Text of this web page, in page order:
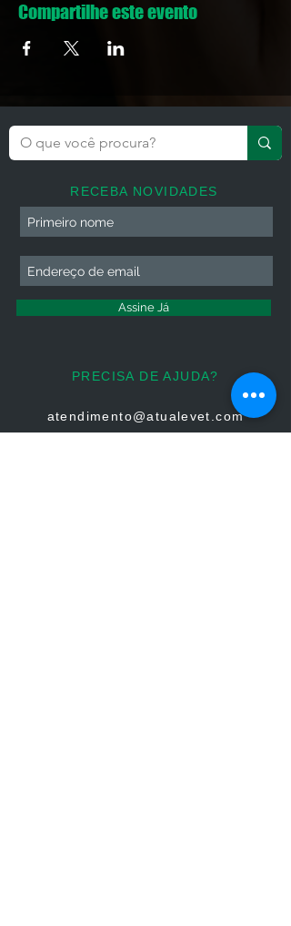
Compartilhe este evento
RECEBA NOVIDADES
Assine Já
PRECISA DE AJUDA?
atendimento@atualevet.com